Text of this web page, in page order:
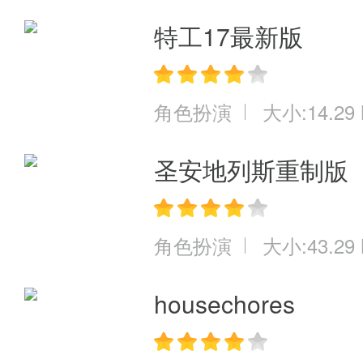
特工17最新版
角色扮演 大小:14.29
圣安地列斯重制版
角色扮演 大小:43.29
housechores